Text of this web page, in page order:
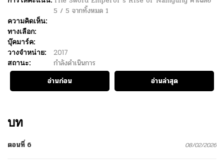
5 / 5 จากทั้งหมด 1
ความคิดเห็น:
ทางเลือก:
บุ๊คมาร์ค:
วางจำหน่าย:
2017
สถานะ:
กำลังดำเนินการ
อ่านก่อน
อ่านล่าสุด
บท
ตอนที่ 6 08/02/2026